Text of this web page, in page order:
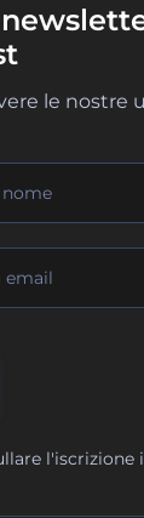
le nostre
l'iscrizione